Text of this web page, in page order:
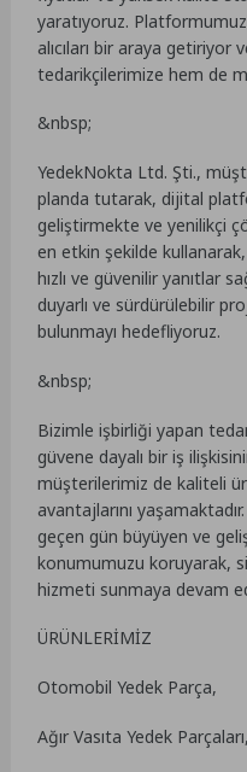
yaratıyoruz.
alıcıları bir araya getiriyor
tedarikçilerimize hem de
&nbsp;
YedekNokta Ltd. Şti.,
planda tutarak, dijital
geliştirmekte ve yenilikçi
en etkin şekilde kullanarak,
hızlı ve güvenilir yanıtlar
duyarlı ve sürdürülebilir
bulunmayı hedefliyoruz.
&nbsp;
Bizimle işbirliği yapan
güvene dayalı bir iş
müşterilerimiz de kaliteli
avantajlarını
geçen gün büyüyen ve
konumumuzu koruyarak,
hizmeti sunmaya devam
ÜRÜNLERİMİZ
Otomobil Yedek Parça,
Ağır Vasıta Yedek Parçaları,